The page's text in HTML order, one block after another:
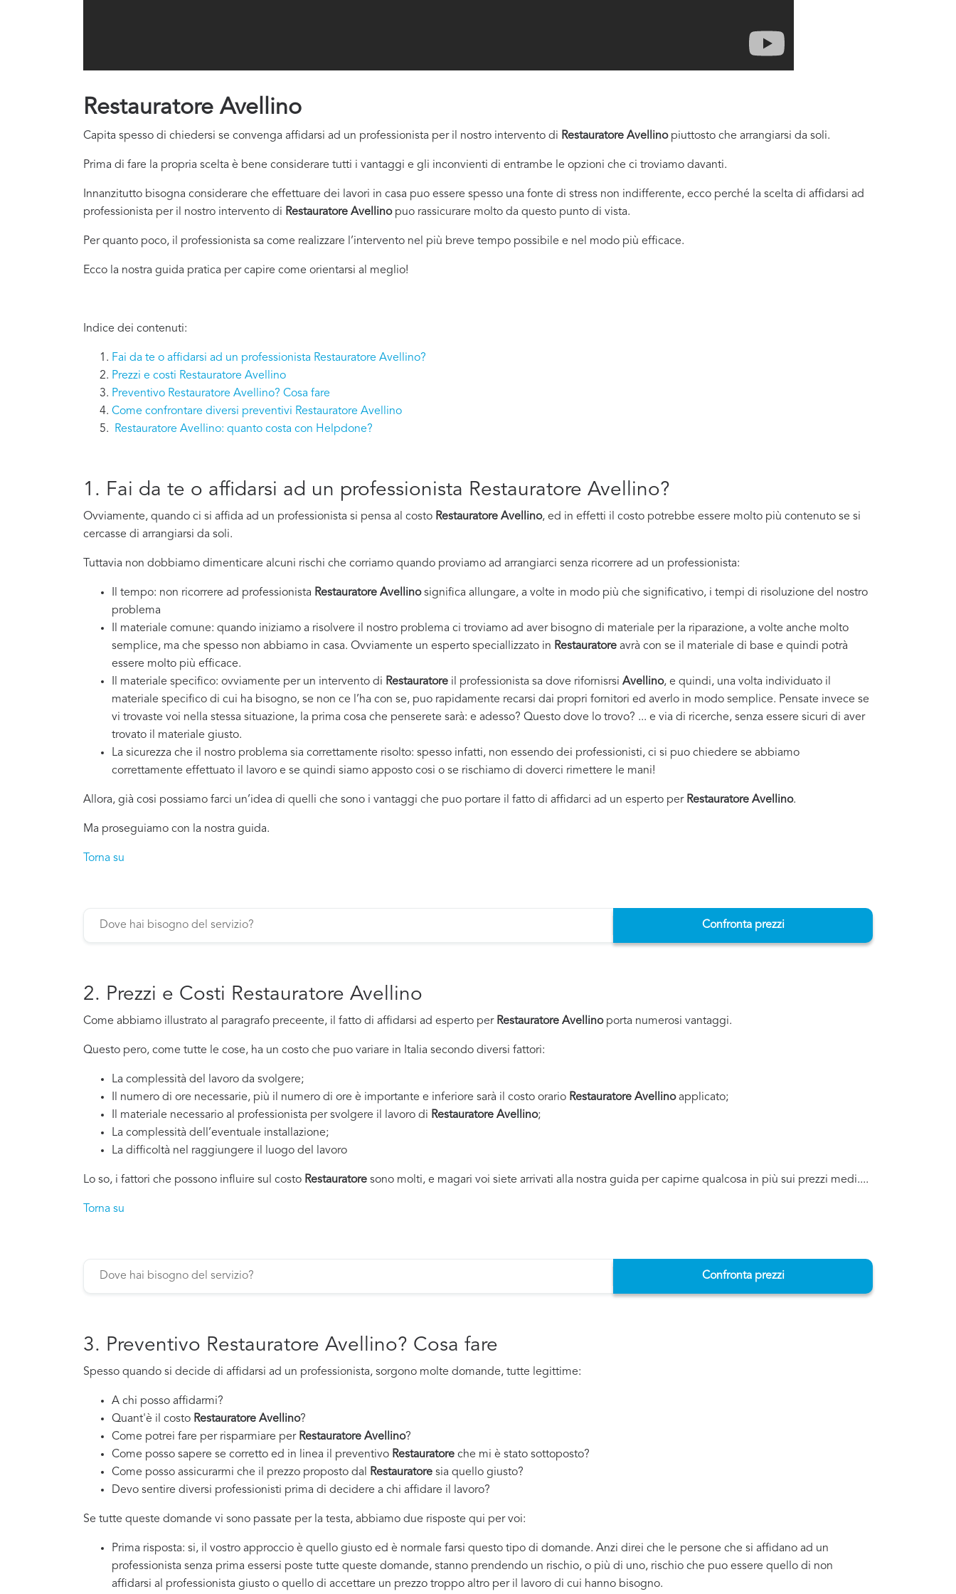
Restauratore Avellino
Capita spesso di chiedersi se convenga affidarsi ad un professionista per il nostro intervento di Restauratore Avellinopiuttosto che arrangiarsi da soli.
Prima di fare la propria scelta è bene considerare tutti i vantaggi e gli inconvienti di entrambe le opzioni che ci troviamo davanti.
Innanzitutto bisogna considerare che effettuare dei lavori in casa puo essere spesso una fonte di stress non indifferente, ecco perché la scelta di affidarsi ad
professionista per il nostro intervento di Restauratore Avellino puo rassicurare molto da questo punto di vista.
Per quanto poco, il professionista sa come realizzare l’intervento nel più breve tempo possibile e nel modo più efficace.
Ecco la nostra guida pratica per capire come orientarsi al meglio!
Indice dei contenuti:
Fai da te o affidarsi ad un professionista Restauratore Avellino?
Prezzi e costi Restauratore Avellino
Preventivo Restauratore Avellino? Cosa fare
Come confrontare diversi preventivi Restauratore Avellino
Restauratore Avellino: quanto costa con Helpdone?
1. Fai da te o affidarsi ad un professionista Restauratore Avellino?
Ovviamente, quando ci si affida ad un professionista si pensa al costo Restauratore Avellino, ed in effetti il costo potrebbe essere molto più contenuto se si
cercasse di arrangiarsi da soli.
Tuttavia non dobbiamo dimenticare alcuni rischi che corriamo quando proviamo ad arrangiarci senza ricorrere ad un professionista:
Il tempo: non ricorrere ad professionista Restauratore Avellinosignifica allungare, a volte in modo più che significativo, i tempi di risoluzione del nostro
problema
Il materiale comune: quando iniziamo a risolvere il nostro problema ci troviamo ad aver bisogno di materiale per la riparazione, a volte anche molto
semplice, ma che spesso non abbiamo in casa. Ovviamente un esperto speciallizzato in Restauratore avrà con se il materiale di base e quindi potrà
essere molto più efficace.
Il materiale specifico: ovviamente per un intervento di Restauratore il professionista sa dove rifornisrsi Avellino, e quindi, una volta individuato il
materiale specifico di cui ha bisogno, se non ce l’ha con se, puo rapidamente recarsi dai propri fornitori ed averlo in modo semplice. Pensate invece se
vi trovaste voi nella stessa situazione, la prima cosa che penserete sarà: e adesso? Questo dove lo trovo? ... e via di ricerche, senza essere sicuri di aver
trovato il materiale giusto.
La sicurezza che il nostro problema sia correttamente risolto: spesso infatti, non essendo dei professionisti, ci si puo chiedere se abbiamo
correttamente effettuato il lavoro e se quindi siamo apposto cosi o se rischiamo di doverci rimettere le mani!
Allora, già cosi possiamo farci un’idea di quelli che sono i vantaggi che puo portare il fatto di affidarci ad un esperto per Restauratore Avellino.
Ma proseguiamo con la nostra guida.
Torna su
Confronta prezzi
2. Prezzi e Costi Restauratore Avellino
Come abbiamo illustrato al paragrafo preceente, il fatto di affidarsi ad esperto per Restauratore Avellinoporta numerosi vantaggi.
Questo pero, come tutte le cose, ha un costo che puo variare in Italia secondo diversi fattori:
La complessità del lavoro da svolgere;
Il numero di ore necessarie, più il numero di ore è importante e inferiore sarà il costo orario Restauratore Avellinoapplicato;
Il materiale necessario al professionista per svolgere il lavoro di Restauratore Avellino;
La complessità dell’eventuale installazione;
La difficoltà nel raggiungere il luogo del lavoro
Lo so, i fattori che possono influire sul costo Restauratore sono molti, e magari voi siete arrivati alla nostra guida per capirne qualcosa in più sui prezzi medi....
Torna su
Confronta prezzi
3. Preventivo Restauratore Avellino? Cosa fare
Spesso quando si decide di affidarsi ad un professionista, sorgono molte domande, tutte legittime:
A chi posso affidarmi?
Quant'è il costo Restauratore Avellino?
Come potrei fare per risparmiare per Restauratore Avellino?
Come posso sapere se corretto ed in linea il preventivo Restauratore che mi è stato sottoposto?
Come posso assicurarmi che il prezzo proposto dal Restauratore sia quello giusto?
Devo sentire diversi professionisti prima di decidere a chi affidare il lavoro?
Se tutte queste domande vi sono passate per la testa, abbiamo due risposte qui per voi:
Prima risposta: si, il vostro approccio è quello giusto ed è normale farsi questo tipo di domande. Anzi direi che le persone che si affidano ad un
professionista senza prima essersi poste tutte queste domande, stanno prendendo un rischio, o più di uno, rischio che puo essere quello di non
affidarsi al professionista giusto o quello di accettare un prezzo troppo altro per il lavoro di cui hanno bisogno.